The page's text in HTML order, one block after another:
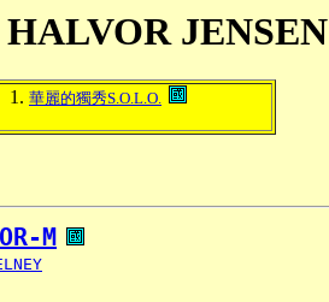
JENSEN
華麗的獨秀S.O.L.O.
M